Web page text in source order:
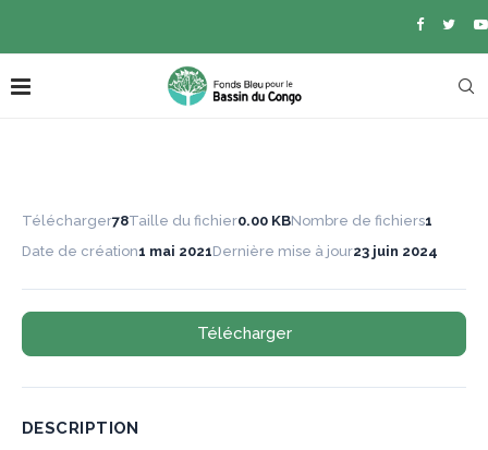
Télécharger78Taille du fichier0.00 KBNombre de fichiers1
Date de création1 mai 2021Dernière mise à jour23 juin 2024
Télécharger
DESCRIPTION